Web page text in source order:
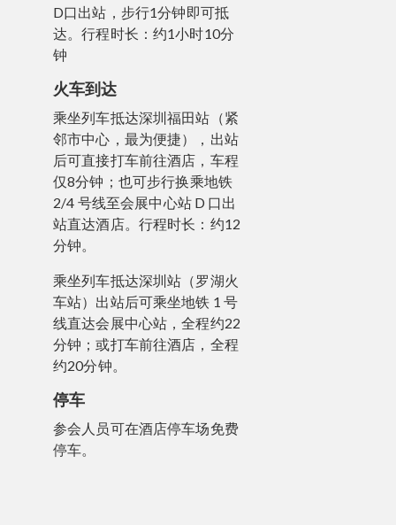
D口出站，步行1分钟即可抵
达。行程时长：约1小时10分
钟
火车到达
乘坐列车抵达深圳福田站（紧
邻市中心，最为便捷），出站
后可直接打车前往酒店，车程
仅8分钟；也可步行换乘地铁
2/4 号线至会展中心站 D 口出
站直达酒店。行程时长：约12
分钟。
乘坐列车抵达深圳站（罗湖火
车站）出站后可乘坐地铁 1 号
线直达会展中心站，全程约22
分钟；或打车前往酒店，全程
约20分钟。
停车
参会人员可在酒店停车场免费
停车。